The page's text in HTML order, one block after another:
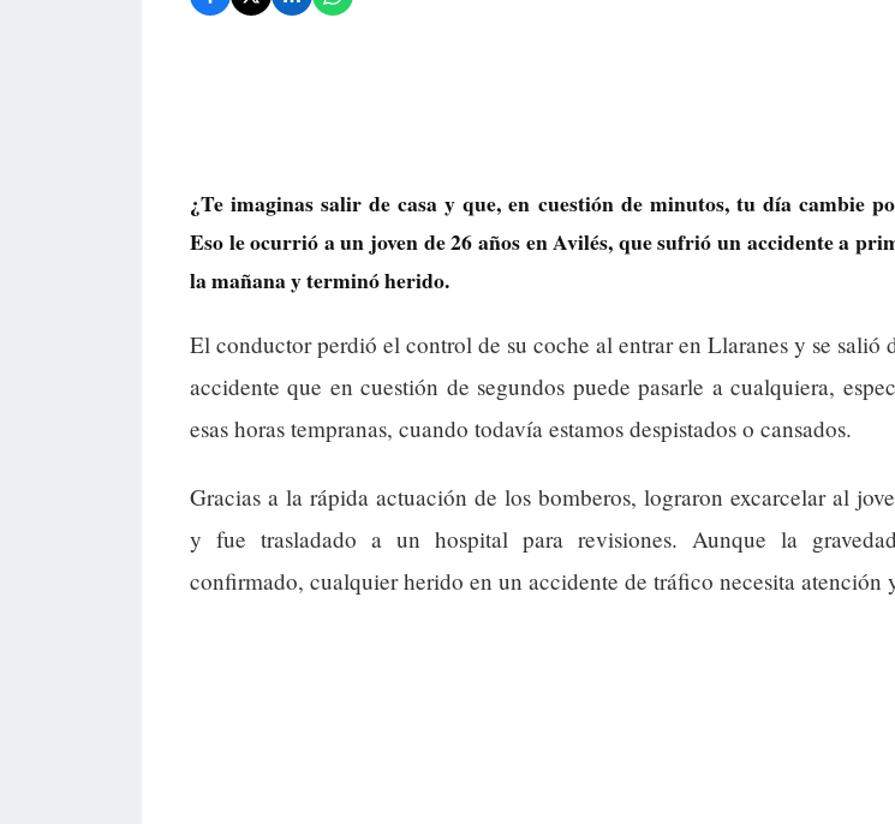
¿Te imaginas salir de casa y que, en cuestión de minutos, tu día cambie
Eso le ocurrió a un joven de 26 años en Avilés, que sufrió un accidente a
la mañana y terminó herido.
El conductor perdió el control de su coche al entrar en Llaranes y se salió
accidente que en cuestión de segundos puede pasarle a cualquiera,
esas horas tempranas, cuando todavía estamos despistados o cansados.
Gracias a la rápida actuación de los bomberos, lograron excarcelar al
y fue trasladado a un hospital para revisiones. Aunque la
confirmado, cualquier herido en un accidente de tráfico necesita atención